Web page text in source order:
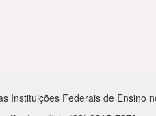
Instituições Federais de Ensino